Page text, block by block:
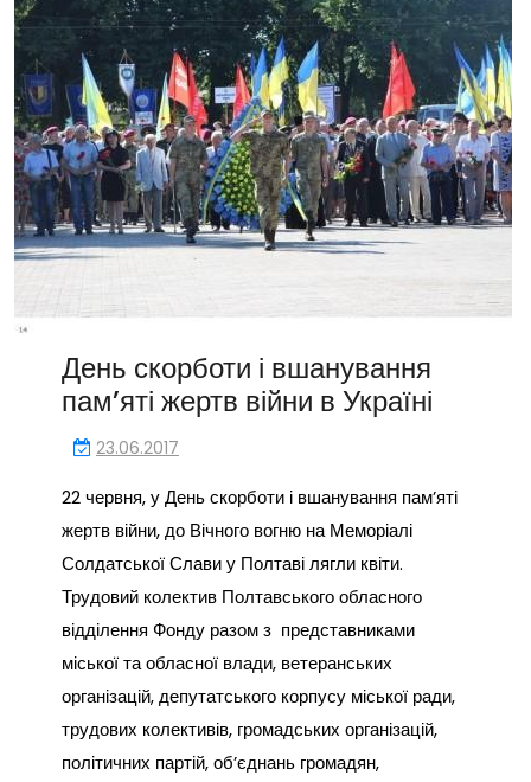
День скорботи і вшанування
пам’яті жертв війни в Україні
23.06.2017
22 червня, у День скорботи і вшанування пам’яті
жертв війни, до Вічного вогню на Меморіалі
Солдатської Слави у Полтаві лягли квіти.
Трудовий колектив Полтавського обласного
відділення Фонду разом з представниками
міської та обласної влади, ветеранських
організацій, депутатського корпусу міської ради,
трудових колективів, громадських організацій,
політичних партій, об’єднань громадян,